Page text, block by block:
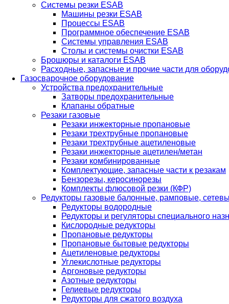
Системы резки ESAB
Машины резки ESAB
Процессы ESAB
Программное обеспечение ESAB
Системы управления ESAB
Столы и системы очистки ESAB
Брошюры и каталоги ESAB
Расходные, запасные и прочие части для
Газосварочное оборудование
Устройства предохранительные
Затворы предохранительные
Клапаны обратные
Резаки газовые
Резаки инжекторные пропановые
Резаки трехтрубные пропановые
Резаки трехтрубные ацетиленовые
Резаки инжекторные ацетилен/метан
Резаки комбинированные
Комплектующие, запасные части к резакам
Бензорезы, керосинорезы
Комплекты флюсовой резки (КФР)
Редукторы газовые балонные, рамповые,
Редукторы водородные
Редукторы и регуляторы специального
Кислородные редукторы
Пропановые редукторы
Пропановые бытовые редукторы
Ацетиленовые редукторы
Углекислотные редукторы
Аргоновые редукторы
Азотные редукторы
Гелиевые редукторы
Редукторы для сжатого воздуха